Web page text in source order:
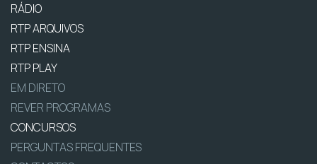
RÁDIO
RTP ARQUIVOS
RTP ENSINA
RTP PLAY
EM DIRETO
REVER PROGRAMAS
CONCURSOS
PERGUNTAS FREQUENTES